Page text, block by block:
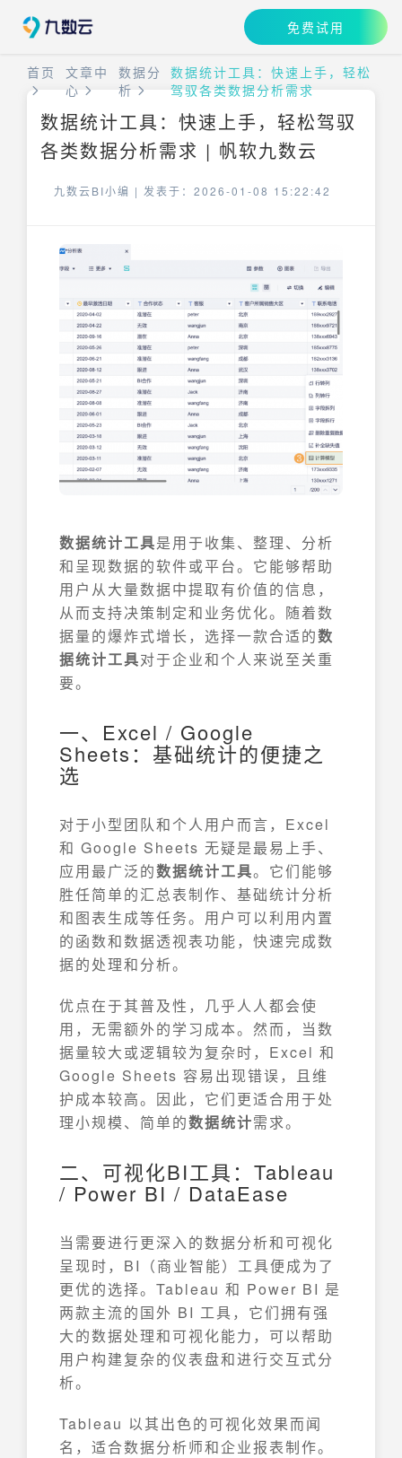
免费试用
首页
文章中
心
数据分
析
数据统计工具：快速上手，轻松
驾驭各类数据分析需求
数据统计工具：快速上手，轻松驾驭
各类数据分析需求 | 帆软九数云
九数云BI小编 | 发表于：2026-01-08 15:22:42
数据统计工具是用于收集、整理、分析
和呈现数据的软件或平台。它能够帮助
用户从大量数据中提取有价值的信息，
从而支持决策制定和业务优化。随着数
据量的爆炸式增长，选择一款合适的数
据统计工具对于企业和个人来说至关重
要。
一、Excel / Google
Sheets：基础统计的便捷之
选
对于小型团队和个人用户而言，Excel
和 Google Sheets 无疑是最易上手、
应用最广泛的数据统计工具。它们能够
胜任简单的汇总表制作、基础统计分析
和图表生成等任务。用户可以利用内置
的函数和数据透视表功能，快速完成数
据的处理和分析。
优点在于其普及性，几乎人人都会使
用，无需额外的学习成本。然而，当数
据量较大或逻辑较为复杂时，Excel 和
Google Sheets 容易出现错误，且维
护成本较高。因此，它们更适合用于处
理小规模、简单的数据统计需求。
二、可视化BI工具：Tableau
/ Power BI / DataEase
当需要进行更深入的数据分析和可视化
呈现时，BI（商业智能）工具便成为了
更优的选择。Tableau 和 Power BI 是
两款主流的国外 BI 工具，它们拥有强
大的数据处理和可视化能力，可以帮助
用户构建复杂的仪表盘和进行交互式分
析。
Tableau 以其出色的可视化效果而闻
名，适合数据分析师和企业报表制作。